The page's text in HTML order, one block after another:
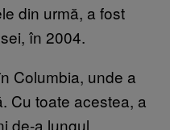
din urmă, a fost
în 2004.
Columbia, unde a
Cu toate acestea, a
de-a lungul